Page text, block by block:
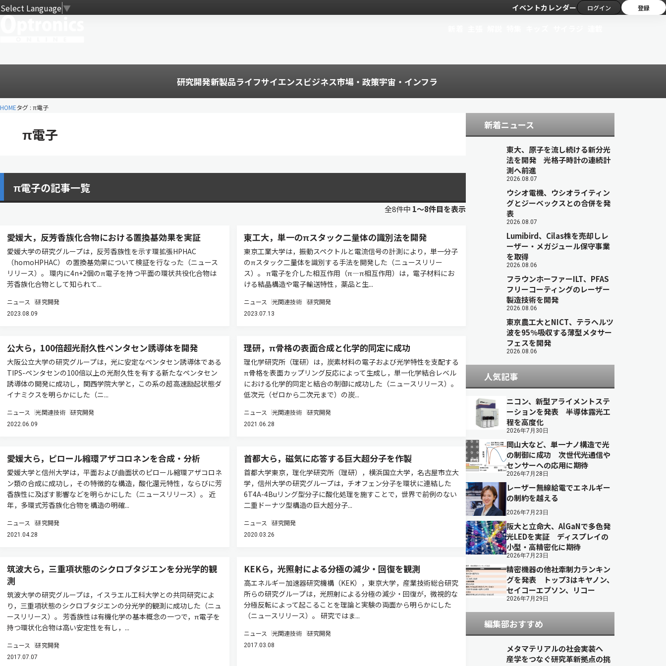
Select Language▼ イベントカレンダー ログイン 登録
研究開発新製品ライフサイエンスビジネス市場・政策宇宙・インフラ
HOMEタグ : π電子
π電子
π電子の記事一覧
全8件中 1〜8件目を表示
愛媛大，反芳香族化合物における置換基効果を実証
愛媛大学の研究グループは，反芳香族性を示す環拡張HPHAC
（homoHPHAC） の置換基効果について検証を行なった（ニュース
リリース）。 環内に4n+2個のπ電子を持つ平面の環状共役化合物は
芳香族化合物として知られて...
ニュース 研究開発
2023.08.09
東工大，単一のπスタック二量体の識別法を開発
東京工業大学は，振動スペクトルと電流信号の計測により，単一分子
のπスタック二量体を識別する手法を開発した（ニュースリリー
ス）。 π電子を介した相互作用（π—π相互作用）は，電子材料にお
ける結晶構造や電子輸送特性，薬品と生...
ニュース 光関連技術 研究開発
2023.07.13
公大ら，100倍超光耐久性ペンタセン誘導体を開発
大阪公立大学の研究グループは，光に安定なペンタセン誘導体である
TIPS-ペンタセンの100倍以上の光耐久性を有する新たなペンタセン
誘導体の開発に成功し，関西学院大学と，この系の超高速励起状態ダ
イナミクスを明らかにした（ニ...
ニュース 光関連技術 研究開発
2022.06.09
理研，π骨格の表面合成と化学的同定に成功
理化学研究所（理研）は，炭素材料の電子および光学特性を支配する
π骨格を表面カップリング反応によって生成し，単一化学結合レベル
における化学的同定と結合の制御に成功した（ニュースリリース）。
低次元（ゼロから二次元まで）の炭...
ニュース 光関連技術 研究開発
2021.06.28
愛媛大ら，ピロール縮環アザコロネンを合成・分析
愛媛大学と信州大学は，平面および曲面状のピロール縮環アザコロネ
ン類の合成に成功し，その特徴的な構造，酸化還元特性，ならびに芳
香族性に及ぼす影響などを明らかにした（ニュースリリース）。 近
年，多環式芳香族化合物を構造の明確...
ニュース 研究開発
2021.04.28
首都大ら，磁気に応答する巨大超分子を作製
首都大学東京，理化学研究所（理研），横浜国立大学，名古屋市立大
学，信州大学の研究グループは，チオフェン分子を環状に連結した
6T4A-4Buリング型分子に酸化処理を施すことで，世界で前例のない
二重ドーナツ型構造の巨大超分子...
ニュース 研究開発
2020.03.26
筑波大ら，三重項状態のシクロブタジエンを分光学的観
測
筑波大学の研究グループは，イスラエル工科大学との共同研究によ
り，三重項状態のシクロブタジエンの分光学的観測に成功した（ニュ
ースリリース）。 芳香族性は有機化学の基本概念の一つで，π電子を
持つ環状化合物は高い安定性を有し，...
ニュース 研究開発
2017.07.07
KEKら，光照射による分極の減少・回復を観測
高エネルギー加速器研究機構（KEK），東京大学，産業技術総合研究
所らの研究グループは，光照射による分極の減少・回復が，微視的な
分極反転によって起こることを理論と実験の両面から明らかにした
（ニュースリリース）。 研究ではま...
ニュース 光関連技術 研究開発
2017.03.08
新着ニュース
東大、原子を流し続ける新分光
法を開発 光格子時計の連続計
測へ前進
2026.08.07
ウシオ電機、ウシオライティン
グとジーベックスとの合併を発
表
2026.08.07
Lumibird、Cilas株を売却しレ
ーザー・メガジュール保守事業
を取得
2026.08.06
フラウンホーファーILT、PFAS
フリーコーティングのレーザー
製造技術を開発
2026.08.06
東京農工大とNICT、テラヘルツ
波を95％吸収する薄型メタサー
フェスを開発
2026.08.06
人気記事
ニコン、新型アライメントステ
ーションを発表 半導体露光工
程を高度化
2026年7月30日
岡山大など、単一ナノ構造で光
の制御に成功 次世代光通信や
センサーへの応用に期待
2026年7月28日
レーザー無線給電でエネルギー
の制約を越える
2026年7月23日
阪大と立命大、AlGaNで多色発
光LEDを実証 ディスプレイの
小型・高精密化に期待
2026年7月23日
精密機器の他社牽制力ランキン
グを発表 トップ3はキヤノン、
セイコーエプソン、リコー
2026年7月29日
編集部おすすめ
メタマテリアルの社会実装へ
産学をつなぐ研究革新拠点の挑